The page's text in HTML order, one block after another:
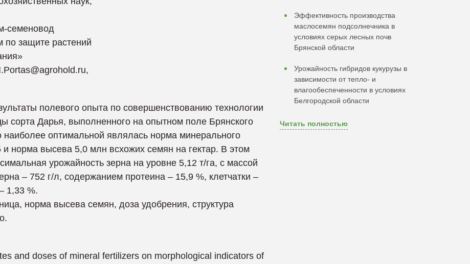
семеновод
защите растений
полевого опыта по совершенствованию технологии
сорта Дарья, выполненного на опытном поле Брянского
наиболее оптимальной являлась норма минерального
норма высева 5,0 млн всхожих семян на гектар. В этом
урожайность зерна на уровне 5,12 т/га, с массой
– 752 г/л, содержанием протеина – 15,9 %, клетчатки –
1,33 %.
норма высева семян, доза удобрения, структура
and doses of mineral fertilizers on morphological indicators of
Эффективность производства
маслосемян подсолнечника в
условиях серых лесных почв
Брянской области
Урожайность гибридов кукурузы в
зависимости от тепло- и
влагообеспеченности в условиях
Белгородской области
Читать полностью